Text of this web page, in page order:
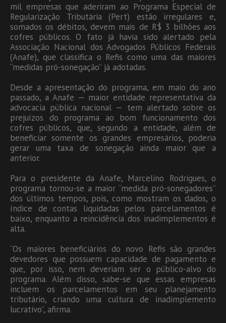
mil empresas que aderiram ao Programa Especial de
Regularização Tributária (Pert) estão irregulares e,
somados os débitos, devem mais de R$ 3 bilhões aos
cofres públicos. O fato já havia sido alertado pela
Associação Nacional dos Advogados Públicos Federais
(Anafe), que classifica o Refis como uma das maiores
“medidas pró-sonegação” já adotadas.
Desde a apresentação do programa, em maio do ano
passado, a Anafe — maior entidade representativa da
advocacia pública nacional — tem alertado sobre os
prejuízos do programa ao bom funcionamento dos
cofres públicos, que, segundo a entidade, além de
beneficiar somente os grandes empresários, poderia
gerar uma taxa de sonegação ainda maior que a
anterior.
Para o presidente da Anafe, Marcelino Rodrigues, o
programa tornou-se a maior “medida pró-sonegadores”
dos últimos tempos, pois, como mostram os dados, o
índice de contas liquidadas pelos parcelamentos é
baixo, enquanto a reincidência dos inadimplementos é
alta.
“Os maiores beneficiários do novo Refis são grandes
devedores que possuem capacidade de pagamento e
que, por isso, nem deveriam ser o público-alvo do
programa. Além disso, sabe-se que essas empresas
incluem os parcelamentos em seu planejamento
tributário, criando uma cultura de inadimplemento
lucrativo”, afirma.